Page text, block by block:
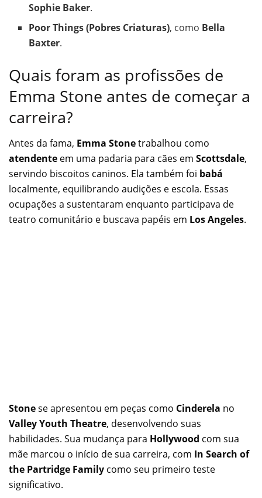
Sophie Baker.
Poor Things (Pobres Criaturas), como Bella
Baxter.
Quais foram as profissões de
Emma Stone antes de começar a
carreira?
Antes da fama, Emma Stonetrabalhou como
atendente em uma padaria para cães em Scottsdale,
servindo biscoitos caninos. Ela também foi babá
localmente, equilibrando audições e escola. Essas
ocupações a sustentaram enquanto participava de
teatro comunitário e buscava papéis em Los Angeles.
Stonese apresentou em peças como Cinderela no
Valley Youth Theatre, desenvolvendo suas
habilidades. Sua mudança para Hollywood com sua
mãe marcou o início de sua carreira, com In Search of
the Partridge Family como seu primeiro teste
significativo.